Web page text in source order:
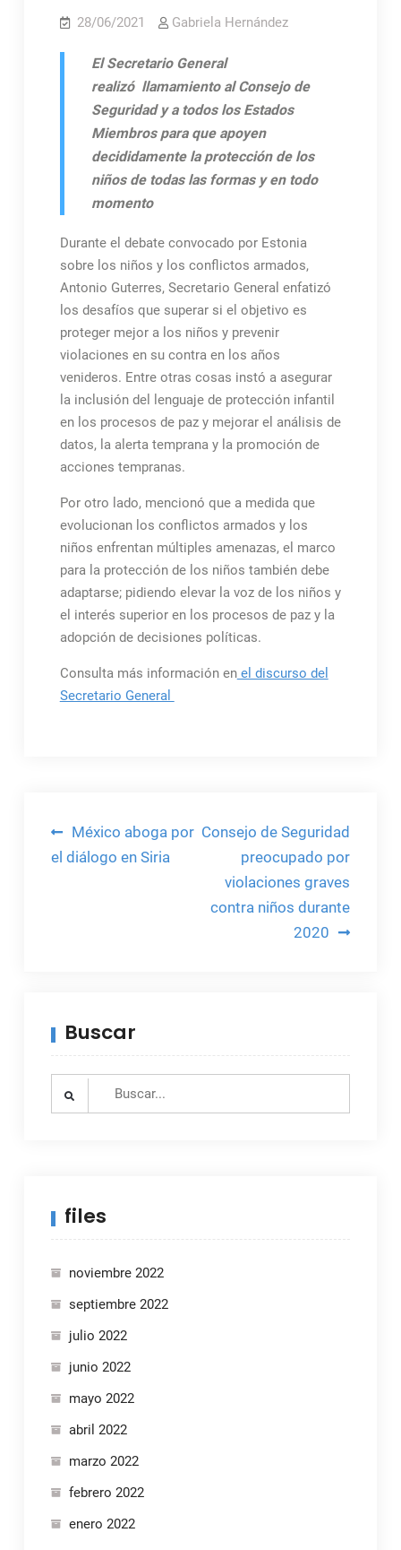
28/06/2021 Gabriela Hernández
El Secretario General
realizó llamamiento al Consejo de
Seguridad y a todos los Estados
Miembros para que apoyen
decididamente la protección de los
niños de todas las formas y en todo
momento
Durante el debate convocado por Estonia
sobre los niños y los conflictos armados,
Antonio Guterres, Secretario General enfatizó
los desafíos que superar si el objetivo es
proteger mejor a los niños y prevenir
violaciones en su contra en los años
venideros. Entre otras cosas instó a asegurar
la inclusión del lenguaje de protección infantil
en los procesos de paz y mejorar el análisis de
datos, la alerta temprana y la promoción de
acciones tempranas.
Por otro lado, mencionó que a medida que
evolucionan los conflictos armados y los
niños enfrentan múltiples amenazas, el marco
para la protección de los niños también debe
adaptarse; pidiendo elevar la voz de los niños y
el interés superior en los procesos de paz y la
adopción de decisiones políticas.
Consulta más información enel discurso del
Secretario General
Navegación
de
México aboga por
el diálogo en Siria
Consejo de Seguridad
preocupado por
violaciones graves
contra niños durante
2020
Buscar
files
noviembre 2022
septiembre 2022
julio 2022
junio 2022
mayo 2022
abril 2022
marzo 2022
febrero 2022
enero 2022